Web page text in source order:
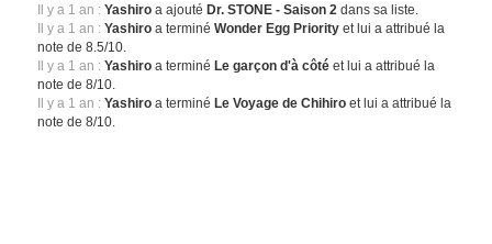
Il y a 1 an : Yashiro a ajouté Dr. STONE - Saison 2 dans sa liste.
Il y a 1 an : Yashiro a terminéWonder Egg Priority et lui a attribué la
note de 8.5/10.
Il y a 1 an : Yashiro a terminé Le garçon d'à côté et lui a attribué la
note de 8/10.
Il y a 1 an : Yashiro a terminé Le Voyage de Chihiro et lui a attribué la
note de 8/10.